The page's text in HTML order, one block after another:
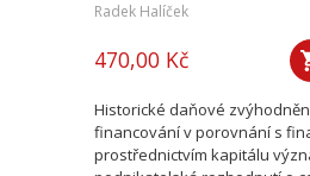
Radek Halíček
470,00 Kč
Historické daňové
financování v porovnání s
prostřednictvím kapitálu